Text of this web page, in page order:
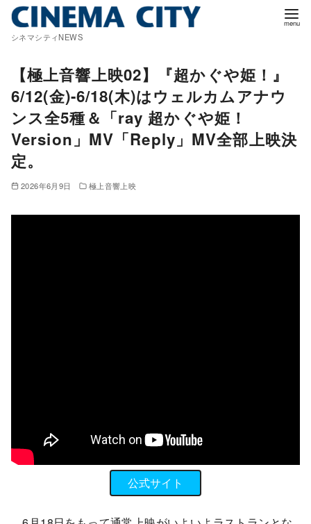
シネマシティNEWS
【極上音響上映02】『超かぐや姫！』
6/12(金)-6/18(木)はウェルカムアナウ
ンス全5種＆「ray 超かぐや姫！
Version」MV「Reply」MV全部上映決
定。
2026年6月9日 極上音響上映
公式サイト